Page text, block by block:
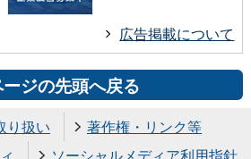
広告掲載について
ジの先頭へ戻る
り扱い
著作権・リンク等
ソーシャルメディア利用指針